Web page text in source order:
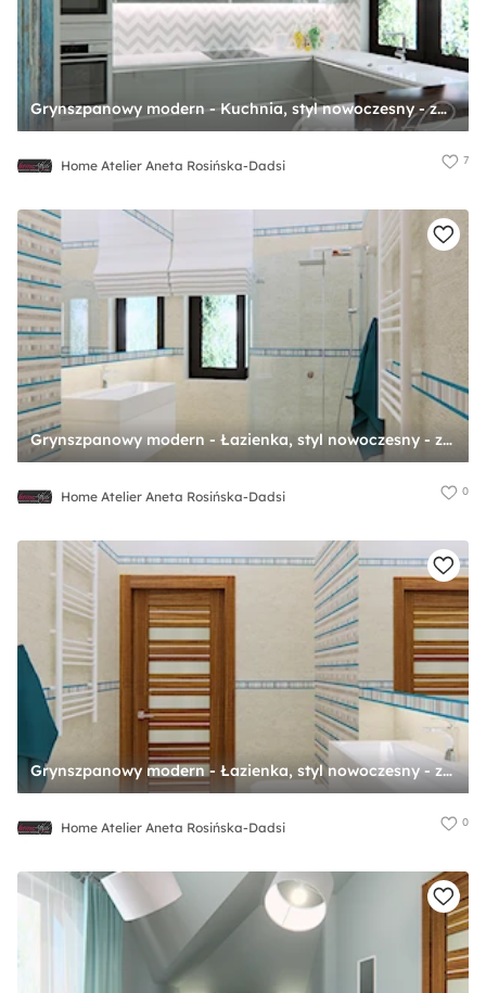
Grynszpanowy modern - Kuchnia, styl nowoczesny - zdjęcie od Home Atelier Aneta Rosińska-Dadsi
Home Atelier Aneta Rosińska-Dadsi 7
Grynszpanowy modern - Łazienka, styl nowoczesny - zdjęcie od Home Atelier Aneta Rosińska-Dadsi
Home Atelier Aneta Rosińska-Dadsi 0
Grynszpanowy modern - Łazienka, styl nowoczesny - zdjęcie od Home Atelier Aneta Rosińska-Dadsi
Home Atelier Aneta Rosińska-Dadsi 0